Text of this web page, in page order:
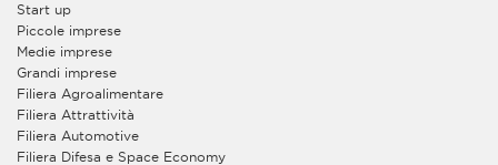
Start up
Piccole imprese
Medie imprese
Grandi imprese
Filiera Agroalimentare
Filiera Attrattività
Filiera Automotive
Filiera Difesa e Space Economy